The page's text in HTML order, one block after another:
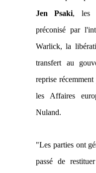
Jen Psaki, les
préconisé par
Warlick, la
transfert au
reprise récemment
les Affaires
Nuland.
"Les parties ont
passé de